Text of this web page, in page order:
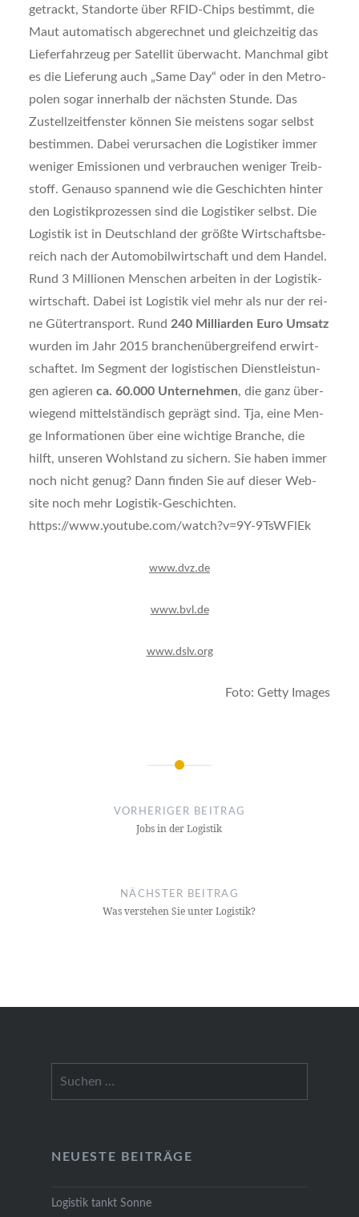
getrackt, Stand­or­te über RFID-Chips bestimmt, die
Maut auto­ma­tisch abge­rech­net und gleich­zei­tig das
Lie­fer­fahr­zeug per Satel­lit über­wacht. Manch­mal gibt
es die Lie­fe­rung auch „Same Day“ oder in den Metro­
po­len sogar inner­halb der nächs­ten Stun­de. Das
Zustell­zeit­fens­ter kön­nen Sie meis­tens sogar selbst
bestim­men. Dabei ver­ur­sa­chen die Logis­ti­ker immer
weni­ger Emis­sio­nen und ver­brau­chen weni­ger Treib­
stoff. Genau­so span­nend wie die Geschich­ten hin­ter
den Logis­tik­pro­zes­sen sind die Logis­ti­ker selbst. Die
Logis­tik ist in Deutsch­land der größ­te Wirt­schafts­be­
reich nach der Auto­mo­bil­wirt­schaft und dem Han­del.
Rund 3 Mil­lio­nen Men­schen arbei­ten in der Logis­tik­
wirt­schaft. Dabei ist Logis­tik viel mehr als nur der rei­
ne Güter­trans­port. Rund 240 Mil­li­ar­den Euro Umsatz
wur­den im Jahr 2015 bran­chen­über­grei­fend erwirt­
schaf­tet. Im Seg­ment der logis­ti­schen Dienst­leis­tun­
gen agie­ren ca. 60.000 Unter­neh­men, die ganz über­
wie­gend mit­tel­stän­disch geprägt sind. Tja, eine Men­
ge Infor­ma­tio­nen über eine wich­ti­ge Bran­che, die
hilft, unse­ren Wohl­stand zu sichern. Sie haben immer
noch nicht genug? Dann fin­den Sie auf die­ser Web­
site noch mehr Logis­tik-Geschich­ten.
https://www.youtube.com/watch?v=9Y-9TsWFlEk
www.dvz.de
www.bvl.de
www.dslv.org
Foto: Get­ty Images
Beitragsnavigation
VORHERIGER BEITRAG
Jobs in der Logis­tik
NÄCHSTER BEITRAG
Was ver­ste­hen Sie unter Logis­tik?
NEU­ES­TE BEI­TRÄ­GE
Logis­tik tankt Son­ne